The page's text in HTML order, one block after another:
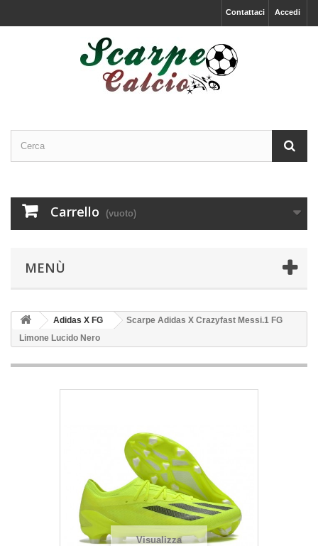
Accedi
Contattaci
Carrello (vuoto)
MENÙ
Adidas X FG
Scarpe Adidas X Crazyfast Messi.1 FG
Limone Lucido Nero
Visualizza